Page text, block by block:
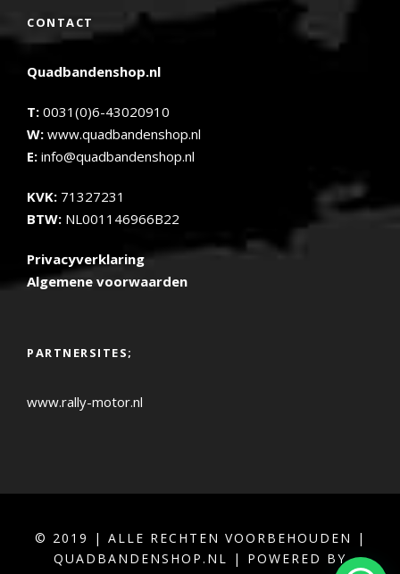
CONTACT
Quadbandenshop.nl
T: 0031(0)6-43020910
W: www.quadbandenshop.nl
E: info@quadbandenshop.nl
KVK: 71327231
BTW: NL001146966B22
Privacyverklaring
Algemene voorwaarden
PARTNERSITES;
www.rally-motor.nl
© 2019 | ALLE RECHTEN VOORBEHOUDEN |
QUADBANDENSHOP.NL | POWERED BY